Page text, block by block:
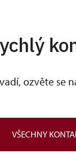
ozvěte se
VŠECHNY